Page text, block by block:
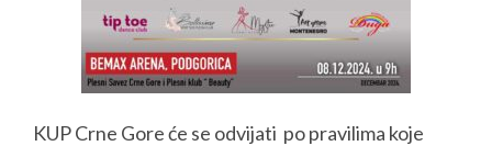
KUP Crne Gore će se odvijati po pravilima koje